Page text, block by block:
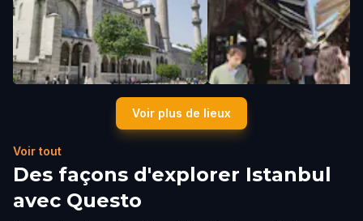
Süleymaniye Camii Arasta Bazaar
Istanbul
Voir plus de lieux
Voir tout
Des façons d'explorer Istanbul
avec Questo